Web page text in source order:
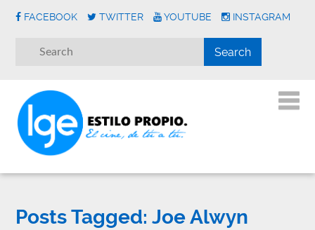
FACEBOOK TWITTER YOUTUBE INSTAGRAM
Posts Tagged: Joe Alwyn